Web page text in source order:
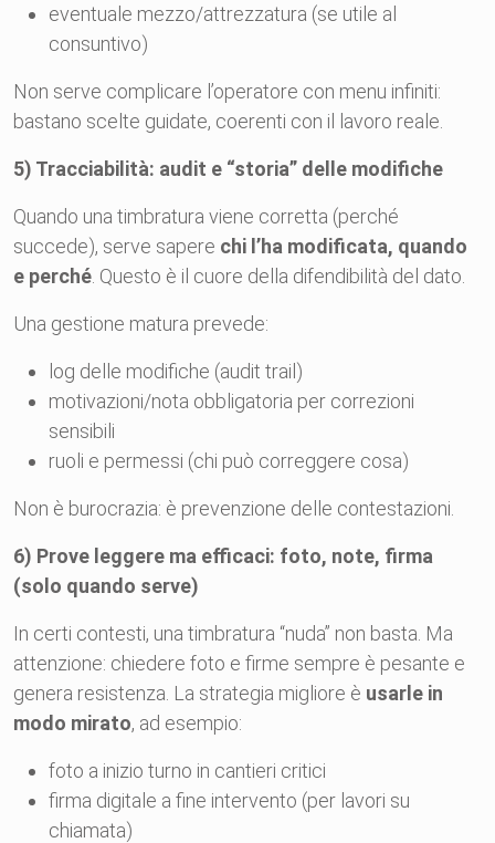
eventuale mezzo/attrezzatura (se utile al
consuntivo)
Non serve complicare l’operatore con menu infiniti:
bastano scelte guidate, coerenti con il lavoro reale.
5) Tracciabilità: audit e “storia” delle modifiche
Quando una timbratura viene corretta (perché
succede), serve sapere chi l’ha modificata, quando
e perché . Questo è il cuore della difendibilità del dato.
Una gestione matura prevede:
log delle modifiche (audit trail)
motivazioni/nota obbligatoria per correzioni
sensibili
ruoli e permessi (chi può correggere cosa)
Non è burocrazia: è prevenzione delle contestazioni.
6) Prove leggere ma efficaci: foto, note, firma
(solo quando serve)
In certi contesti, una timbratura “nuda” non basta. Ma
attenzione: chiedere foto e firme sempre è pesante e
genera resistenza. La strategia migliore è usarle in
modo mirato, ad esempio:
foto a inizio turno in cantieri critici
firma digitale a fine intervento (per lavori su
chiamata)